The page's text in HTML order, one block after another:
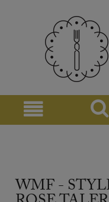
WMF -